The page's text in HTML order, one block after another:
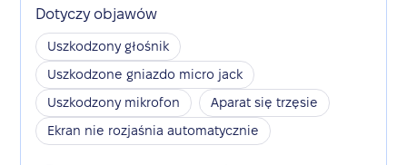
Dotyczy objawów
Uszkodzony głośnik
Uszkodzone gniazdo micro jack
Uszkodzony mikrofon
Aparat się trzęsie
Ekran nie rozjaśnia automatycznie